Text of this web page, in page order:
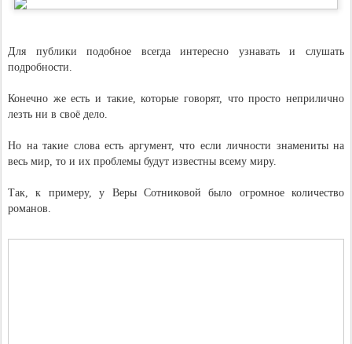
Для публики подобное всегда интересно узнавать и слушать
подробности.
Конечно же есть и такие, которые говорят, что просто неприлично
лезть ни в своё дело.
Но на такие слова есть аргумент, что если личности знамениты на
весь мир, то и их проблемы будут известны всему миру.
Так, к примеру, у Веры Сотниковой было огромное количество
романов.